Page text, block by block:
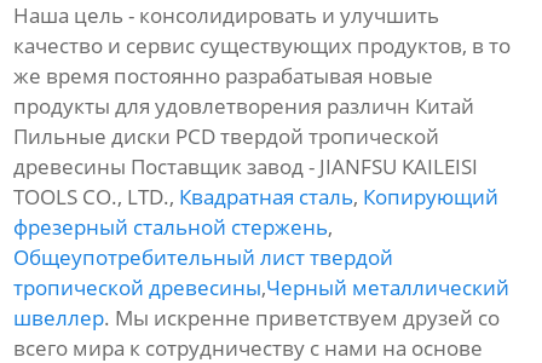
Наша цель - консолидировать и улучшить
качество и сервис существующих продуктов, в то
же время постоянно разрабатывая новые
продукты для удовлетворения различн Китай
Пильные диски PCD твердой тропической
древесины Поставщик завод - JIANFSU KAILEISI
TOOLS CO., LTD., Квадратная сталь, Копирующий
фрезерный стальной стержень,
Общеупотребительный лист твердой
тропической древесины,Черный металлический
швеллер. Мы искренне приветствуем друзей со
всего мира к сотрудничеству с нами на основе